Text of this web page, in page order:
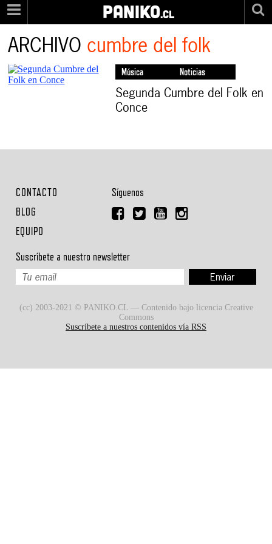
PANIKO.cl
ARCHIVO cumbre del folk
Música Noticias
Segunda Cumbre del Folk en
Conce
CONTACTO
BLOG
EQUIPO
Síguenos
Suscríbete a nuestro newsletter
(cc) 2003-2021 © PANIKO.CL — Contenido bajo licencia Creative
Commons
Suscríbete a nuestros contenidos vía RSS